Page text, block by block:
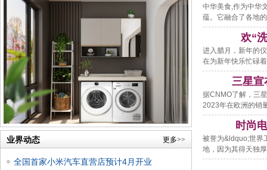
更多>>
业界动态
全国首家小米汽车直营店预计4月开业
中华美食,作为中华
蕴。它融合了各地
欢“
进入腊月，新年的
在为新年快乐忙碌
三星
据CNMO了解，三
2023年在欧洲的销
时尚
被誉为&ldquo;世界
地，因为其得天独